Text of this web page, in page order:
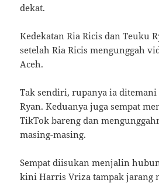
dekat.
Kedekatan Ria Ricis dan Teuku
setelah Ria Ricis mengunggah
Aceh.
Tak sendiri, rupanya ia ditemani
Ryan. Keduanya juga sempat
TikTok bareng dan
masing-masing.
Sempat diisukan menjalin
kini Harris Vriza tampak jarang